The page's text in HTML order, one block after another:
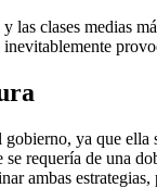
las clases medias
ya que
requería de una
ambas